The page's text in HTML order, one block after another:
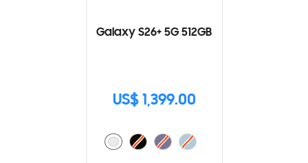
Galaxy S26+ 5G 512GB
US$ 1,399.00